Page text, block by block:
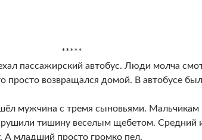
*****
пассажирский автобус. Люди молча
просто возвращался домой. В автобусе
мужчина с тремя сыновьями.
тишину веселым щебетом. Средний
А младший просто громко пел.